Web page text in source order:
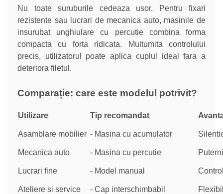
Nu toate suruburile cedeaza usor. Pentru fixari
rezistente sau lucrari de mecanica auto, masinile de
insurubat unghiulare cu percutie combina forma
compacta cu forta ridicata. Multumita controlului
precis, utilizatorul poate aplica cuplul ideal fara a
deteriora filetul.
Comparație: care este modelul potrivit?
Utilizare Tip recomandat
Asamblare mobilier - Masina cu acumulator
Mecanica auto - Masina cu percutie
Lucrari fine - Model manual
Ateliere si service - Cap interschimbabil